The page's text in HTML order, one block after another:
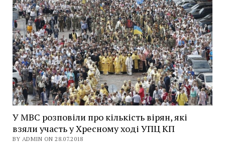
У МВС розповіли про кількість вірян, які
взяли участь у Хресному ході УПЦ КП
BY ADMIN ON 28.07.2018